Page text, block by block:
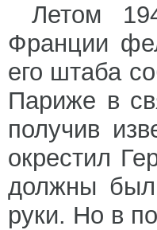
Летом
Франции
его штаба
Париже в
получив
окрестил
должны
руки. Но в